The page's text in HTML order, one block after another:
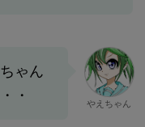
ゃん
・
やえちゃん